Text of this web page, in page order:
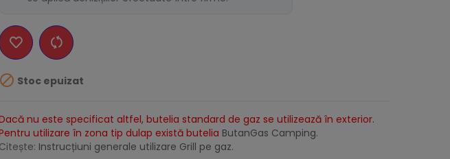
 Stoc epuizat
nu este specificat altfel, butelia standard de gaz se utilizează în exterior.
utilizare în zona tip dulap există butelia ButanGas Camping.
Citește: Instrucțiuni generale utilizare Grill pe gaz.